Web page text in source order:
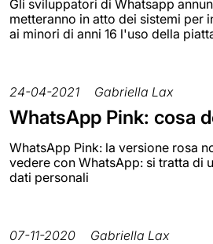
Gli sviluppatori di Whatsapp
metteranno in atto dei sistemi per
ai minori di anni 16 l'uso della
24-04-2021 Gabriella Lax
WhatsApp Pink: cosa
WhatsApp Pink: la versione rosa
vedere con WhatsApp: si tratta di
dati personali
07-11-2020 Gabriella Lax